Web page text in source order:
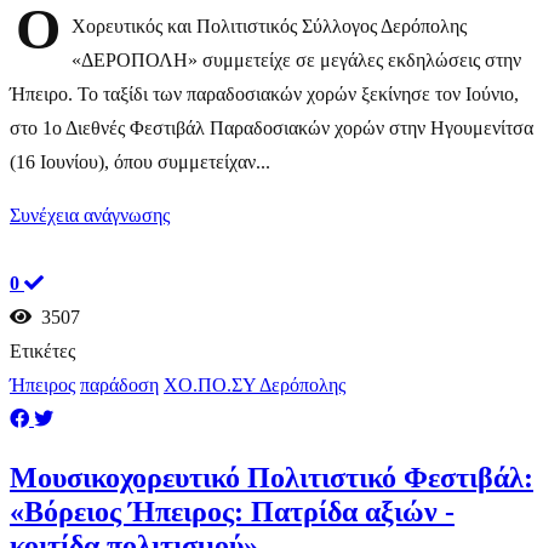
Ο
Χορευτικός και Πολιτιστικός Σύλλογος Δερόπολης
«ΔΕΡΟΠΟΛΗ» συμμετείχε σε μεγάλες εκδηλώσεις στην
Ήπειρο. Το ταξίδι των παραδοσιακών χορών ξεκίνησε τον Ιούνιο,
στο 1ο Διεθνές Φεστιβάλ Παραδοσιακών χορών στην Ηγουμενίτσα
(16 Ιουνίου), όπου συμμετείχαν...
Συνέχεια ανάγνωσης
0
3507
Ετικέτες
Ήπειρος παράδοση ΧΟ.ΠΟ.ΣΥ Δερόπολης
Μουσικοχορευτικό Πολιτιστικό Φεστιβάλ:
«Βόρειος Ήπειρος: Πατρίδα αξιών -